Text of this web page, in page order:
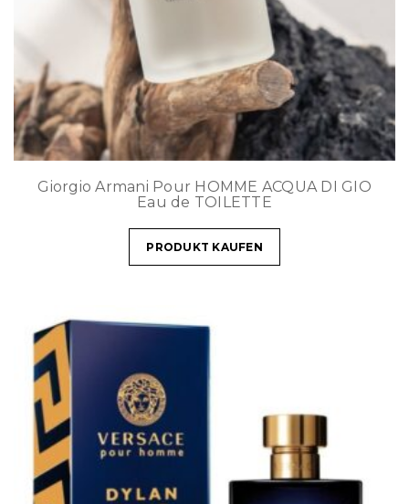
Giorgio Armani Pour HOMME ACQUA DI GIO
Eau de TOILETTE
PRODUKT KAUFEN